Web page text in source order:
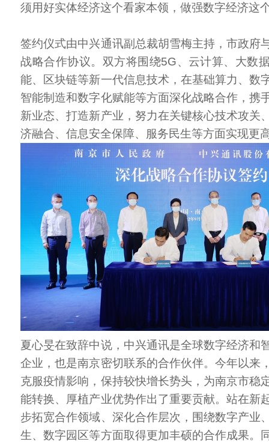
须用好实体经济这个看家本领，做强数字经济这
签约仪式由中兴通讯副总裁胡雪梅主持，市政府
战略合作协议。双方将围绕5G、云计算、大数
能、区块链等新一代信息技术，在基础算力、数
智能制造和数字化赋能等方面深化战略合作，携
新业态、打造新产业，努力在关键核心技术攻关
济融合、信息安全保障、服务民生等方面实现更
夏心旻在致辞中说，中兴通讯是全球数字经济和
企业，也是南京密切联系的合作伙伴。今年以来
克服疫情影响，保持较快增长势头，为南京市稳
能转换、厚植产业优势作出了重要贡献。站在新
步拓宽合作领域、深化合作层次，围绕数字产业
生、数字园区等方面取得更加丰硕的合作成果。